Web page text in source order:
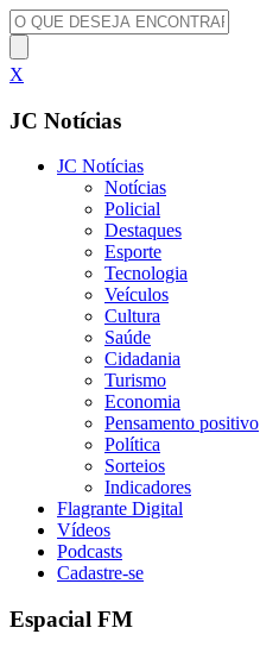
X
JC Notícias
JC Notícias
Notícias
Policial
Destaques
Esporte
Tecnologia
Veículos
Cultura
Saúde
Cidadania
Turismo
Economia
Pensamento positivo
Política
Sorteios
Indicadores
Flagrante Digital
Vídeos
Podcasts
Cadastre-se
Espacial FM